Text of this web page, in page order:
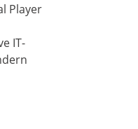
Player
IT-